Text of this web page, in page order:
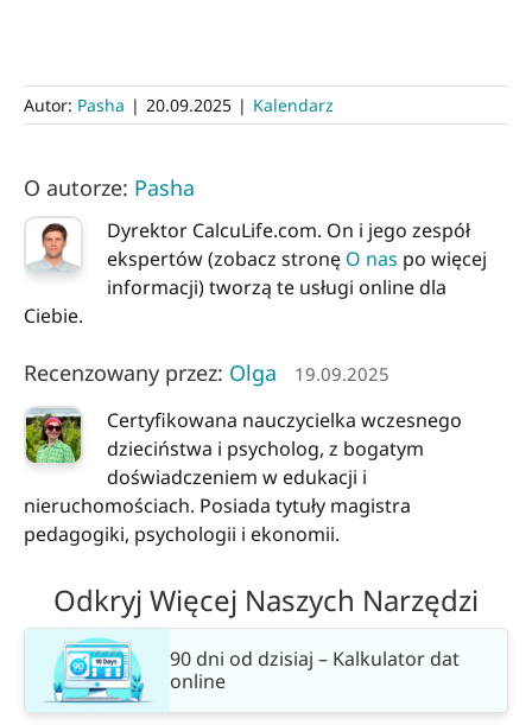
Autor: Pasha | 20.09.2025 | Kalendarz
O autorze: Pasha
Dyrektor CalcuLife.com. On i jego zespół
ekspertów (zobacz stronę O nas po więcej
informacji) tworzą te usługi online dla
Ciebie.
Recenzowany przez: Olga 19.09.2025
Certyfikowana nauczycielka wczesnego
dzieciństwa i psycholog, z bogatym
doświadczeniem w edukacji i
nieruchomościach. Posiada tytuły magistra
pedagogiki, psychologii i ekonomii.
Odkryj Więcej Naszych Narzędzi
90 dni od dzisiaj – Kalkulator dat
online